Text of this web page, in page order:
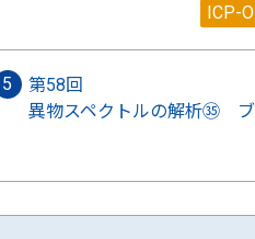
ICP-
第58回
異物スペクトルの解析㉟